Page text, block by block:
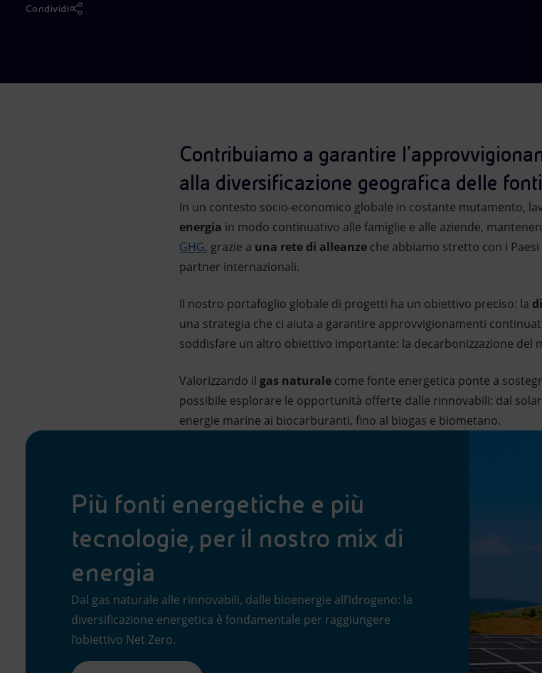
Market Abuse
Condividi
Contribuiamo a garantire
alla diversificazione geografica delle fonti
In un contesto socio-economico globale in costante mutamento,
energia in modo continuativo alle famiglie e alle aziende,
GHG, grazie a una rete di alleanze che abbiamo stretto con i
partner internazionali.
Il nostro portafoglio globale di progetti ha un obiettivo preciso: la
una strategia che ci aiuta a garantire approvvigionamenti
soddisfare un altro obiettivo importante: la decarbonizzazione del
Valorizzando il gas naturale come fonte energetica ponte a
possibile esplorare le opportunità offerte dalle rinnovabili: dal
energie marine ai biocarburanti, fino al biogas e biometano.
Più fonti energetiche e più
tecnologie, per il nostro mix di
energia
Dal gas naturale alle rinnovabili, dalle bioenergie all’idrogeno: la
diversificazione energetica è fondamentale per raggiungere
l’obiettivo Net Zero.